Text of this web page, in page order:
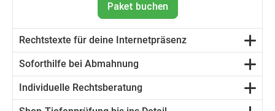
Rechtstexte für deine Internetpräsenz
Soforthilfe bei Abmahnung
Individuelle Rechtsberatung
Paket buchen